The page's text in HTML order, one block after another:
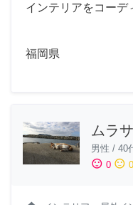
インテリアをコーデ
福岡県
ムラ
男性 / 40
sentiment_satisfied 0 sentiment_neutral 0